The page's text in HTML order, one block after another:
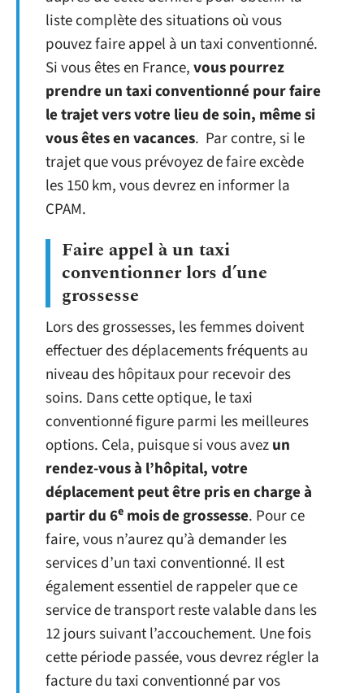
liste complète des situations où vous
pouvez faire appel à un taxi conventionné.
Si vous êtes en France,vous pourrez
prendre un taxi conventionné pour faire
le trajet vers votre lieu de soin, même si
vous êtes en vacances. Par contre, si le
trajet que vous prévoyez de faire excède
les 150 km, vous devrez en informer la
CPAM.
Faire appel à un taxi
conventionner lors d’une
grossesse
Lors des grossesses, les femmes doivent
effectuer des déplacements fréquents au
niveau des hôpitaux pour recevoir des
soins. Dans cette optique, le taxi
conventionné figure parmi les meilleures
options. Cela, puisque si vous avezun
rendez-vous à l’hôpital, votre
déplacement peut être pris en charge à
partir du 6e mois de grossesse. Pour ce
faire, vous n’aurez qu’à demander les
services d’un taxi conventionné. Il est
également essentiel de rappeler que ce
service de transport reste valable dans les
12 jours suivant l’accouchement. Une fois
cette période passée, vous devrez régler la
facture du taxi conventionné par vos